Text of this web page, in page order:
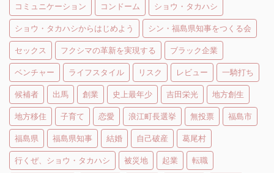
コミュニケーション コンドーム ショウ・タカハシ
ショウ・タカハシからはじめよう シン・福島県知事をつくる会
セックス フクシマの革新を実現する ブラック企業
ベンチャー ライフスタイル リスク レビュー 一騎打ち
候補者 出馬 創業 史上最年少 吉田栄光 地方創生
地方移住 子育て 恋愛 浪江町長選挙 無投票 福島市
福島県 福島県知事 結婚 自己破産 葛尾村
行くぜ、ショウ・タカハシ 被災地 起業 転職